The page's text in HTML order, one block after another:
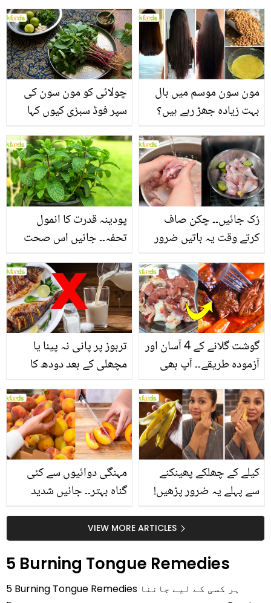
چولائی کو مون سون کی
سپر فوڈ سبزی کیوں کہا
منرلز اور اینٹی آکسیڈنٹس
سے بھرپور اس سبزی کے
فائدے
مون سون موسم میں بال
بہت زیادہ جھڑ رہے ہیں؟
بنانے کے چند قدرتی طریقے
پودینہ قدرت کا انمول
تحفہ۔۔ جانیں اس صحت
انگیز طبی فوائد
رُک جائیں۔۔ چکن صاف
کرتے وقت یہ باتیں ضرور
تربوز پر پانی نہ پینا یا
مچھلی کے بعد دودھ کا
سے متعلق غلط فہمیوں کی
حقیقت کیا ہے اور افواہ
کیا؟
گوشت گلانے کے 4 آسان اور
آزمودہ طریقے۔۔ آپ بھی
بتائے راز
مہنگی دوائیوں سے کئی
گناہ بہتر۔۔ جانیں شدید
کیوں کھانا چاہیے؟
کیلے کے چھلکے پھینکنے
سے پہلے یہ ضرور پڑھیں!
سستا اور قدرتی حلVIEW MORE ARTICLES
5 Burning Tongue Remedies
5 Burning Tongue Remedies ہر کسی کے لیے جاننا